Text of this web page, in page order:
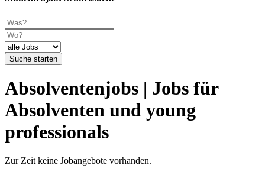
Suche starten
Absolventenjobs | Jobs für
Absolventen und young
professionals
Zur Zeit keine Jobangebote vorhanden.